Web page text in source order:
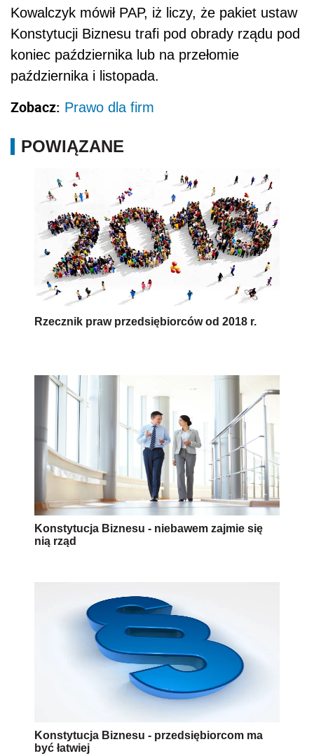
Kowalczyk mówił PAP, iż liczy, że pakiet ustaw
Konstytucji Biznesu trafi pod obrady rządu pod
koniec października lub na przełomie
października i listopada.
Zobacz: Prawo dla firm
POWIĄZANE
Rzecznik praw przedsiębiorców od 2018 r.
Konstytucja Biznesu - niebawem zajmie się
nią rząd
Konstytucja Biznesu - przedsiębiorcom ma
być łatwiej